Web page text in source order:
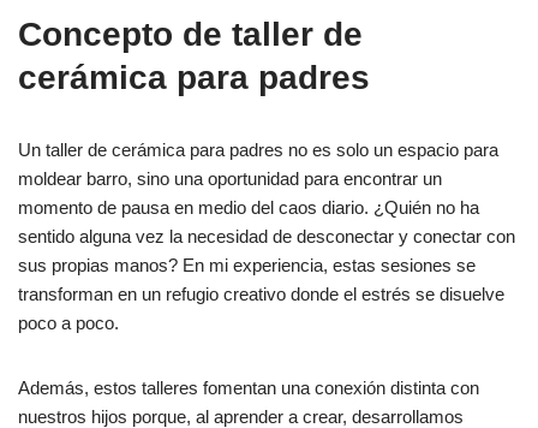
Concepto de taller de
cerámica para padres
Un taller de cerámica para padres no es solo un espacio para
moldear barro, sino una oportunidad para encontrar un
momento de pausa en medio del caos diario. ¿Quién no ha
sentido alguna vez la necesidad de desconectar y conectar con
sus propias manos? En mi experiencia, estas sesiones se
transforman en un refugio creativo donde el estrés se disuelve
poco a poco.
Además, estos talleres fomentan una conexión distinta con
nuestros hijos porque, al aprender a crear, desarrollamos